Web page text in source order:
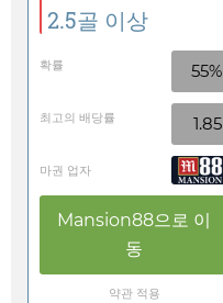
2.5골 이상
확률 55%
최고의 배당률 1.85
마권 업자
Mansion88으로 이
동
약관 적용